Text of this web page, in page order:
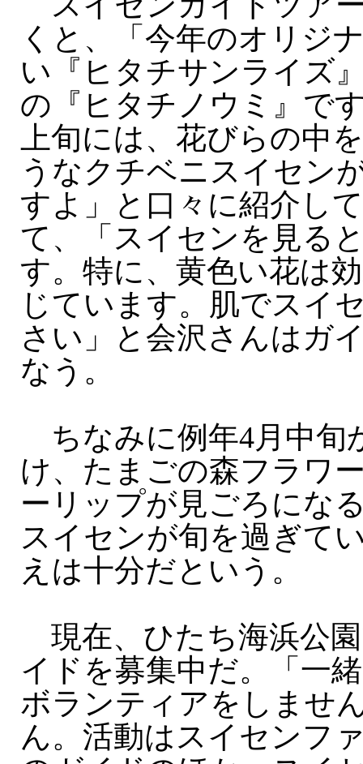
くと、「今年のオリジ
い『ヒタチサンライズ
の『ヒタチノウミ』で
上旬には、花びらの中
うなクチベニスイセン
すよ」と口々に紹介し
て、「スイセンを見る
す。特に、黄色い花は
じています。肌でスイ
さい」と会沢さんはガ
なう。
ちなみに例年4月中旬
け、たまごの森フラワ
ーリップが見ごろにな
スイセンが旬を過ぎて
えは十分だという。
現在、ひたち海浜公
イドを募集中だ。「一
ボランティアをしませ
ん。活動はスイセンフ